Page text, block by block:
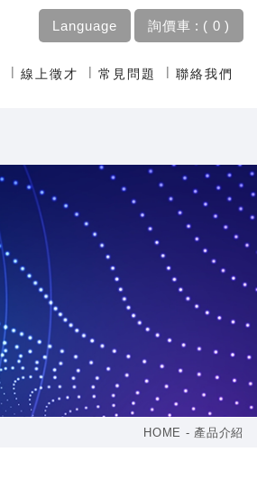
Language 詢價車 : 0
線上徵才 常見問題 聯絡我們
HOME 產品介紹